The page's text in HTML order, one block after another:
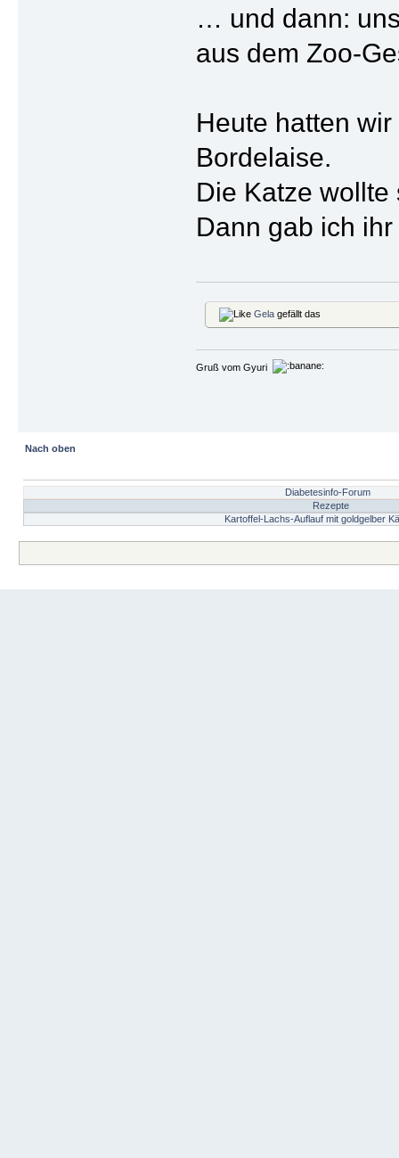
… und dann:
aus dem Zoo-
Heute hatten
Bordelaise.
Die Katze
Dann gab ich
Gelagefällt das
Gruß vom Gyuri
Nach oben
Diabetesinfo-Forum
Rezepte
Kartoffel-Lachs-Auflauf mit goldgelber